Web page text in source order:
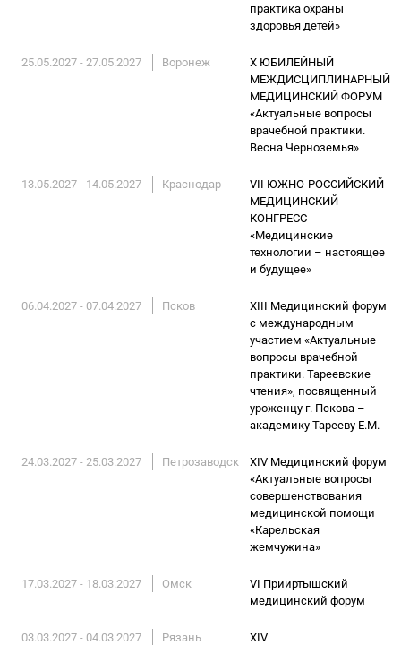
практика охраны
здоровья детей»
25.05.2027 - 27.05.2027 Воронеж
X ЮБИЛЕЙНЫЙ
МЕЖДИСЦИПЛИНАРНЫЙ
МЕДИЦИНСКИЙ ФОРУМ
«Актуальные вопросы
врачебной практики.
Весна Черноземья»
13.05.2027 - 14.05.2027 Краснодар
VII ЮЖНО-РОССИЙСКИЙ
МЕДИЦИНСКИЙ
КОНГРЕСС
«Медицинские
технологии – настоящее
и будущее»
06.04.2027 - 07.04.2027 Псков
XIII Медицинский форум
с международным
участием «Актуальные
вопросы врачебной
практики. Тареевские
чтения», посвященный
уроженцу г. Пскова –
академику Тарееву Е.М.
24.03.2027 - 25.03.2027 Петрозаводск
XIV Медицинский форум
«Актуальные вопросы
совершенствования
медицинской помощи
«Карельская
жемчужина»
17.03.2027 - 18.03.2027 Омск
VI Прииртышский
медицинский форум
03.03.2027 - 04.03.2027 Рязань
XIV